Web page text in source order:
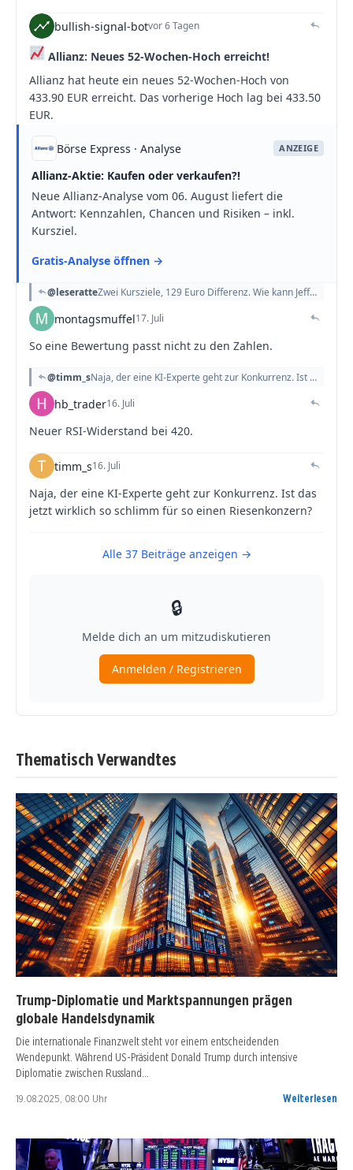
Thematisch Verwandtes
Trump-Diplomatie und Marktspannungen prägen
globale Handelsdynamik
Die internationale Finanzwelt steht vor einem entscheidenden
Wendepunkt. Während US-Präsident Donald Trump durch intensive
Diplomatie zwischen Russland…
19.08.2025, 08:00 Uhr Weiterlesen